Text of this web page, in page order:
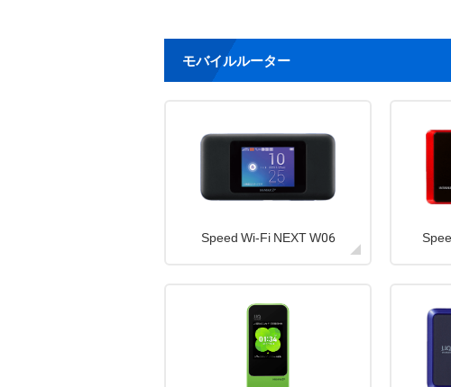
モバイルルーター
Speed Wi-Fi NEXT W06